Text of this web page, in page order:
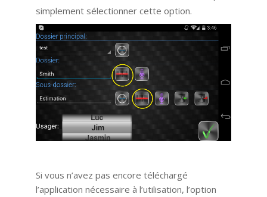
simplement sélectionner cette option.
Si vous n’avez pas encore téléchargé
l’application nécessaire à l’utilisation, l’option